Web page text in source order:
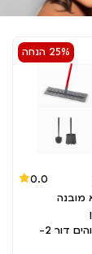
25% הנחה
0.0
3.מנקה חלונות גבוהים דור 2-